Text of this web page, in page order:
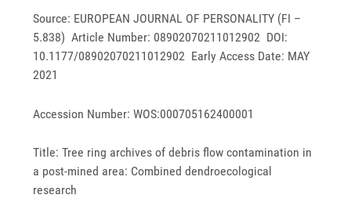
Source: EUROPEAN JOURNAL OF PERSONALITY (FI –
5.838) Article Number: 08902070211012902 DOI:
10.1177/08902070211012902 Early Access Date: MAY
2021
Accession Number: WOS:000705162400001
Title: Tree ring archives of debris flow contamination in
a post-mined area: Combined dendroecological
research